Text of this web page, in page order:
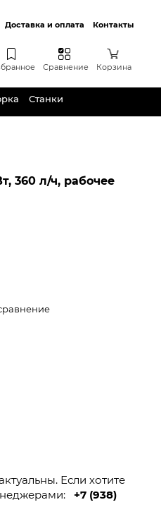
Доставка и оплата Контакты
Сравнение Корзина
Станки
360 л/ч, рабочее
Если хотите
+7 (938)